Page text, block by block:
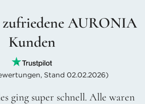
zufriedene AURONIA
Kunden
Stand 02.02.2026)
ging super schnell. Alle waren